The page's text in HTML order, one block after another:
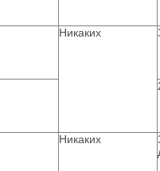
Никаких
Никаких